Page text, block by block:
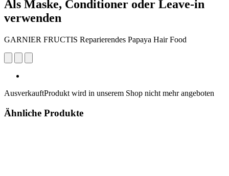
Als Maske, Conditioner oder Leave-in
verwenden
GARNIER FRUCTIS Reparierendes Papaya Hair Food
AusverkauftProdukt wird in unserem Shop nicht mehr angeboten
Ähnliche Produkte